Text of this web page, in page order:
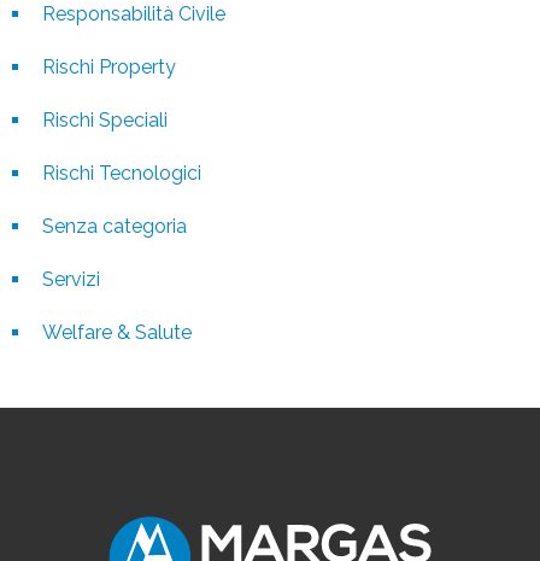
Responsabilità Civile
Rischi Property
Rischi Speciali
Rischi Tecnologici
Senza categoria
Servizi
Welfare & Salute